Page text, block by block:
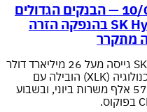
סקירה פיננסית שבועית 10/07/26 — הבנקים הגדולים
פותחים עונת דוחות, זינוק SK Hynix בהנפקה הזרה
מתקרר
סקירה שבועית של שוקי ההון: SK Hynix גייסה מעל 26 מיליארד דולר
בהנפקה הזרה הגדולה בהיסטוריה, טכנולוגיה (XLK) הובילה עם
+3.4%, המשק האמריקאי הוסיף רק 57 אלף משרות ביוני, ובשבוע